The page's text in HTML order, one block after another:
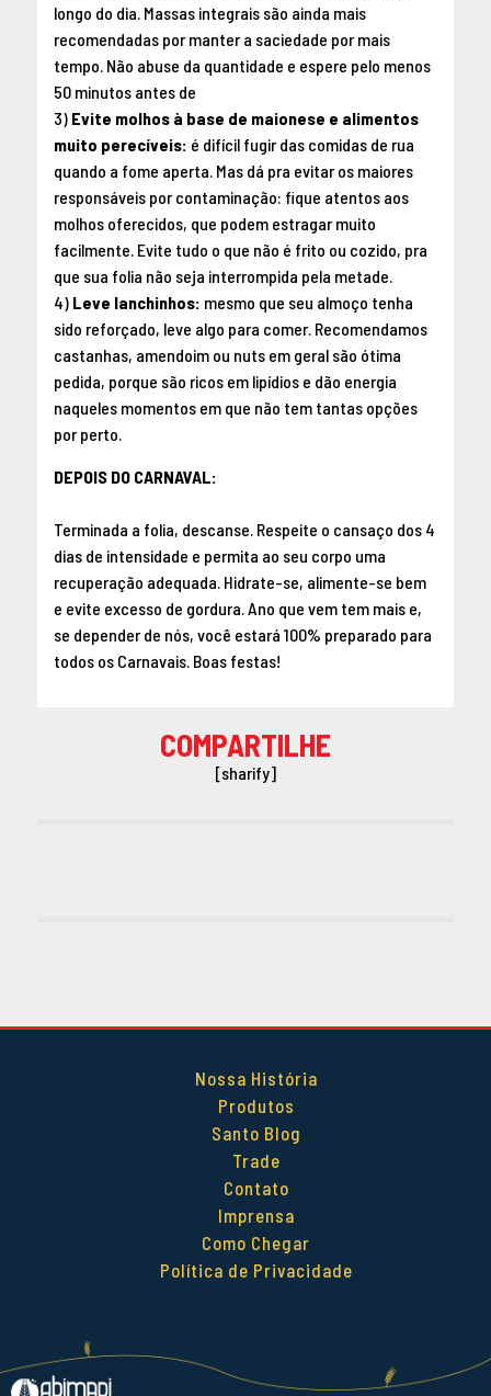
longo do dia. Massas integrais são ainda mais
recomendadas por manter a saciedade por mais
tempo. Não abuse da quantidade e espere pelo menos
50 minutos antes de
3) Evite molhos à base de maionese e alimentos
muito perecíveis: é difícil fugir das comidas de rua
quando a fome aperta. Mas dá pra evitar os maiores
responsáveis por contaminação: fique atentos aos
molhos oferecidos, que podem estragar muito
facilmente. Evite tudo o que não é frito ou cozido, pra
que sua folia não seja interrompida pela metade.
4) Leve lanchinhos: mesmo que seu almoço tenha
sido reforçado, leve algo para comer. Recomendamos
castanhas, amendoim ou nuts em geral são ótima
pedida, porque são ricos em lipídios e dão energia
naqueles momentos em que não tem tantas opções
por perto.
DEPOIS DO CARNAVAL:
Terminada a folia, descanse. Respeite o cansaço dos 4
dias de intensidade e permita ao seu corpo uma
recuperação adequada. Hidrate-se, alimente-se bem
e evite excesso de gordura. Ano que vem tem mais e,
se depender de nós, você estará 100% preparado para
todos os Carnavais. Boas festas!
COMPARTILHE
[sharify]
Nossa História
Produtos
Santo Blog
Trade
Contato
Imprensa
Como Chegar
Política de Privacidade